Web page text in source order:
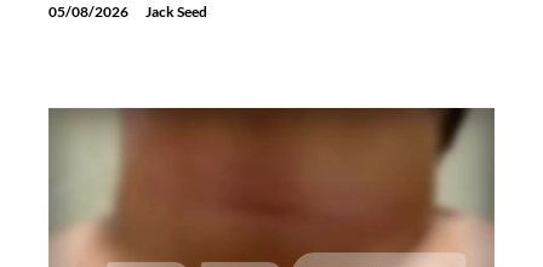
05/08/2026 Jack Seed